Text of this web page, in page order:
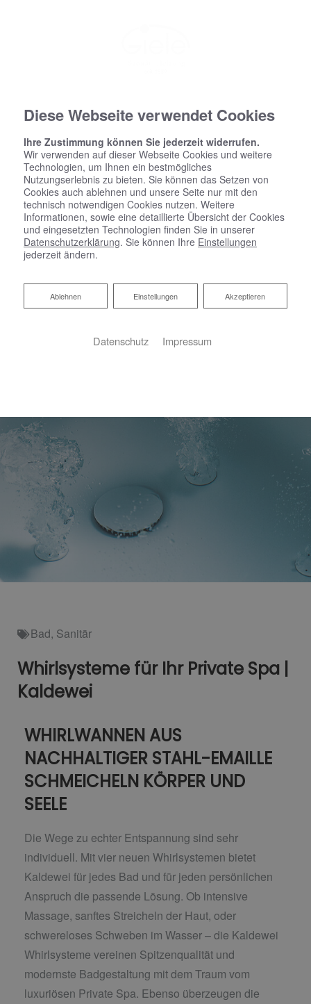
Bad, Sanitär
Whirlsysteme für Ihr Private Spa |
Kaldewei
WHIRLWANNEN AUS
NACHHALTIGER STAHL-EMAILLE
SCHMEICHELN KÖRPER UND
SEELE
Die Wege zu echter Entspannung sind sehr
individuell. Mit vier neuen Whirlsystemen bietet
Kaldewei für jedes Bad und für jeden persönlichen
Anspruch die passende Lösung. Ob intensive
Massage, sanftes Streicheln der Haut, oder
schwereloses Schweben im Wasser – die Kaldewei
Whirlsysteme vereinen Spitzenqualität und
modernste Badgestaltung mit dem Traum vom
luxuriösen Private Spa. Ebenso überzeugen die
Diese Webseite verwendet Cookies
Ihre Zustimmung können Sie jederzeit widerrufen.
Wir verwenden auf dieser Webseite Cookies und weitere
Technologien, um Ihnen ein bestmögliches
Nutzungserlebnis zu bieten. Sie können das Setzen von
Cookies auch ablehnen und unsere Seite nur mit den
technisch notwendigen Cookies nutzen. Weitere
Informationen, sowie eine detaillierte Übersicht der Cookies
und eingesetzten Technologien finden Sie in unserer
Datenschutzerklärung. Sie können Ihre Einstellungen
jederzeit ändern.
Akzeptieren
Einstellungen
Ablehnen
Ablehnen
Datenschutz Impressum